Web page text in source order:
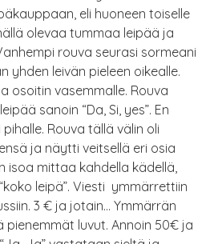
eli huoneen toiselle
olevaa tummaa leipää ja
rouva seurasi sormeani
yhden leivän pieleen oikealle.
osoitin vasemmalle. Rouva
sanoin “Da, Si, yes”. En
pihalle. Rouva tällä välin oli
ja näytti veitsellä eri osia
isoa mittaa kahdella kädellä,
leipä”. Viesti ymmärrettiin
3 € ja jotain… Ymmärrän
pienemmät luvut. Annoin 50€ ja